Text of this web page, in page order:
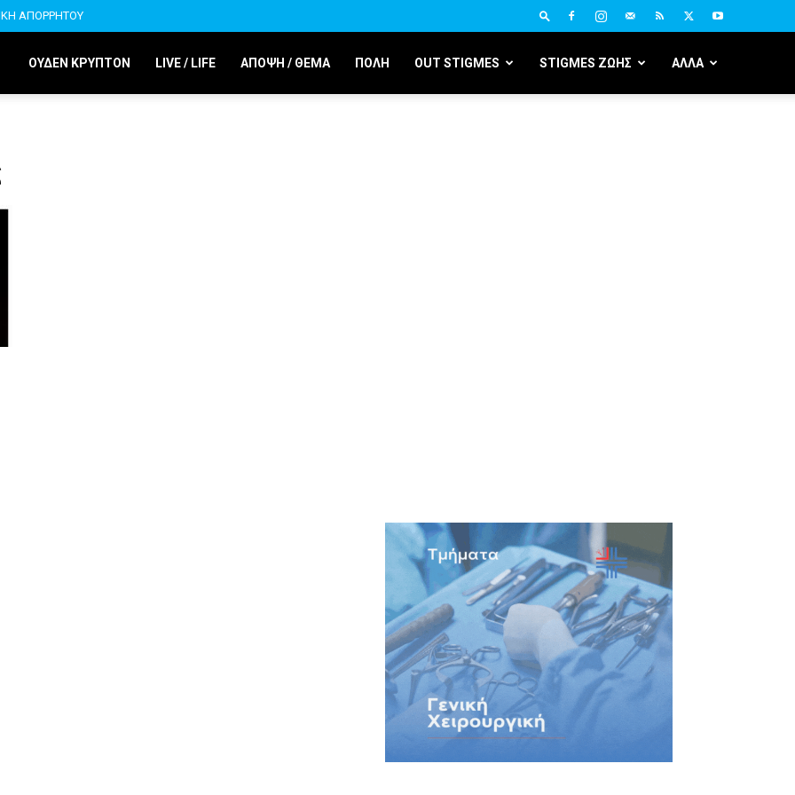
ΑΠΟΡΡΗΤΟΥ
ΟΥΔΕΝ ΚΡΥΠΤΟΝ LIVE / LIFE ΑΠΟΨΗ / ΘΕΜΑ ΠΟΛΗ OUT STIGMES STIGMES ΖΩΗΣ ΑΛΛΑ